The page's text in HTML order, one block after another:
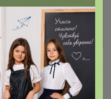
Baby